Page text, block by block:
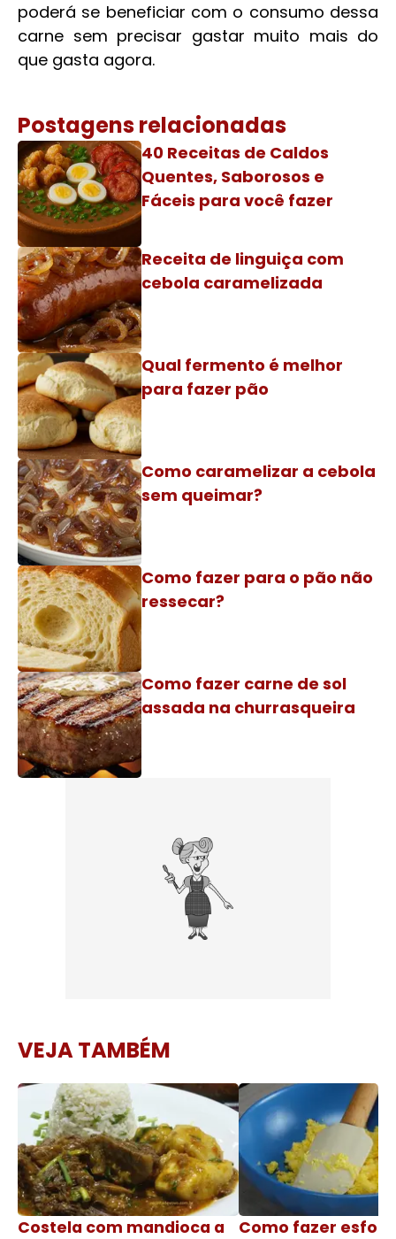
poderá se beneficiar com o consumo dessa
carne sem precisar gastar muito mais do
que gasta agora.
Postagens relacionadas
40 Receitas de Caldos
Quentes, Saborosos e
Fáceis para você fazer
Receita de linguiça com
cebola caramelizada
Qual fermento é melhor
para fazer pão
Como caramelizar a cebola
sem queimar?
Como fazer para o pão não
ressecar?
Como fazer carne de sol
assada na churrasqueira
VEJA TAMBÉM
Costela com mandioca a Como fazer